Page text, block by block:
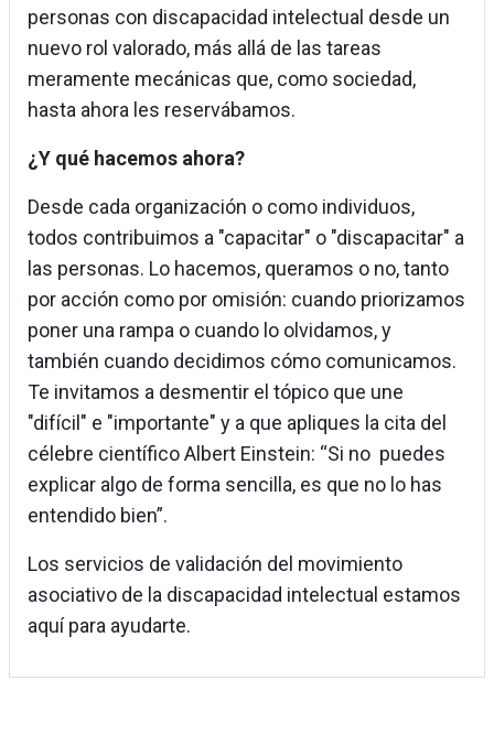
personas con discapacidad intelectual desde un
nuevo rol valorado, más allá de las tareas
meramente mecánicas que, como sociedad,
hasta ahora les reservábamos.
¿Y qué hacemos ahora?
Desde cada organización o como individuos,
todos contribuimos a "capacitar" o "discapacitar" a
las personas. Lo hacemos, queramos o no, tanto
por acción como por omisión: cuando priorizamos
poner una rampa o cuando lo olvidamos, y
también cuando decidimos cómo comunicamos.
Te invitamos a desmentir el tópico que une
"difícil" e "importante" y a que apliques la cita del
célebre científico Albert Einstein: “Si no puedes
explicar algo de forma sencilla, es que no lo has
entendido bien”.
Los servicios de validación del movimiento
asociativo de la discapacidad intelectual estamos
aquí para ayudarte.